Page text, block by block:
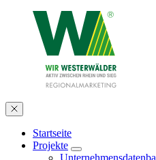
Startseite
Projekte